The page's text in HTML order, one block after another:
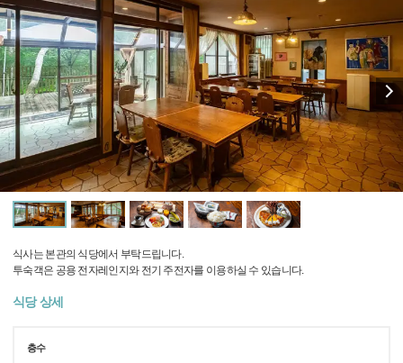
식사는 본관의 식당에서 부탁드립니다.
투숙객은 공용 전자레인지와 전기 주전자를 이용하실 수 있습니다.
식당 상세
층수